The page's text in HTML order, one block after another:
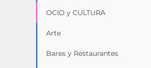
OCIO y CULTURA
Arte
Bares y Restaurantes